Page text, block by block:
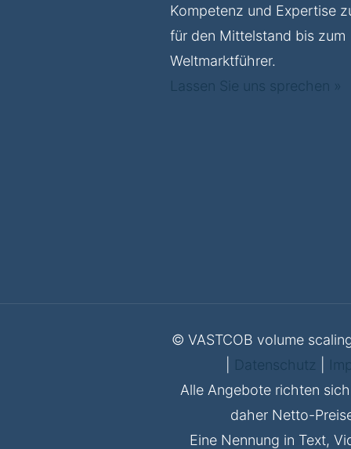
Kompetenz und Expertise
für den Mittelstand bis zum
Weltmarktführer.
Lassen Sie uns sprechen »
© VASTCOB volume
Datenschutz
Alle Angebote richten
daher Netto-
Eine Nennung in Text,